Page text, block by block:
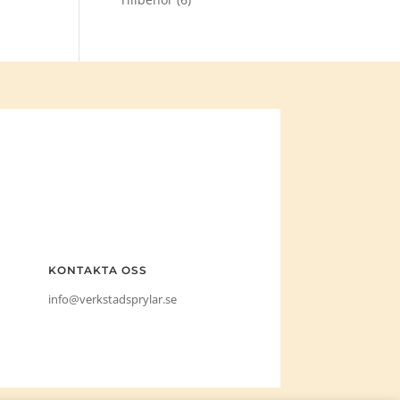
KONTAKTA OSS
info@verkstadsprylar.se